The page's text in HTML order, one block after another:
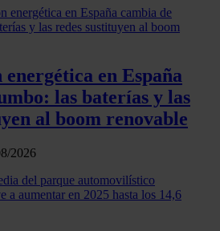
en España
las baterías y las
al boom renovable
2026